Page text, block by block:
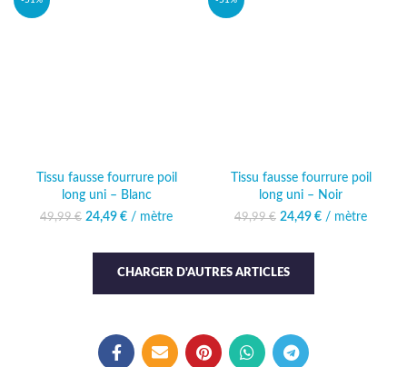
Tissu fausse fourrure poil
long uni – Blanc
49,99€
Le prix initial était :
24,49 €
Le prix
24,49 €.
/ mètre
Tissu fausse fourrure poil
long uni – Noir
49,99€
Le prix initial était :
24,49 €
Le prix
/ mètre
CHARGER D'AUTRES ARTICLES